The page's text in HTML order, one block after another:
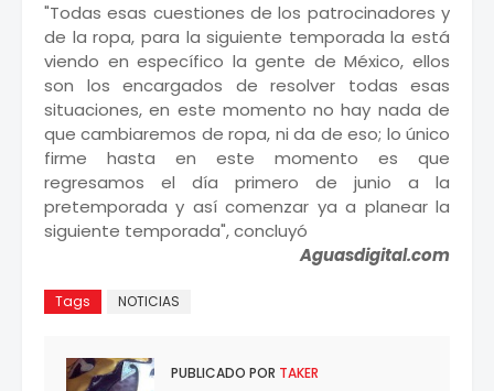
"Todas esas cuestiones de los patrocinadores y
de la ropa, para la siguiente temporada la está
viendo en específico la gente de México, ellos
son los encargados de resolver todas esas
situaciones, en este momento no hay nada de
que cambiaremos de ropa, ni da de eso; lo único
firme hasta en este momento es que
regresamos el día primero de junio a la
pretemporada y así comenzar ya a planear la
siguiente temporada", concluyó
Aguasdigital.com
Tags NOTICIAS
PUBLICADO POR TAKER